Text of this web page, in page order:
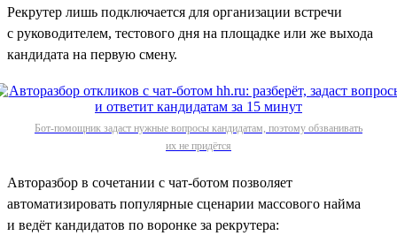
Рекрутер лишь подключается для организации встречи
с руководителем, тестового дня на площадке или же выхода
кандидата на первую смену.
Бот-помощник задаст нужные вопросы кандидатам, поэтому обзванивать
их не придётся
Авторазбор в сочетании с чат-ботом позволяет
автоматизировать популярные сценарии массового найма
и ведёт кандидатов по воронке за рекрутера: